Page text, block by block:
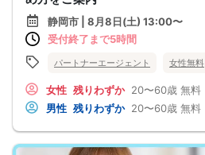
静岡市 | 8月8日(土) 13:00〜
受付終了まで5時間
パートナーエージェント 女性無料
女性 残りわずか 20〜60歳 無料
男性 残りわずか 20〜60歳 無料